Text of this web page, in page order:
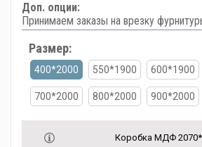
Доп. опции:
Принимаем заказы на врезку
Размер:
400*2000 550*1900 600*1900
700*2000 800*2000 900*2000
Коробка МДФ